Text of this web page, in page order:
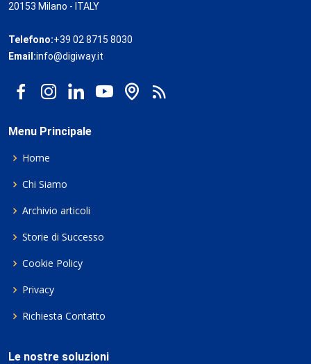
20153 Milano - ITALY
Telefono:+39 02 8715 8030
Email:info@digiway.it
Menu Principale
Home
Chi Siamo
Archivio articoli
Storie di Successo
Cookie Policy
Privacy
Richiesta Contatto
Le nostre soluzioni